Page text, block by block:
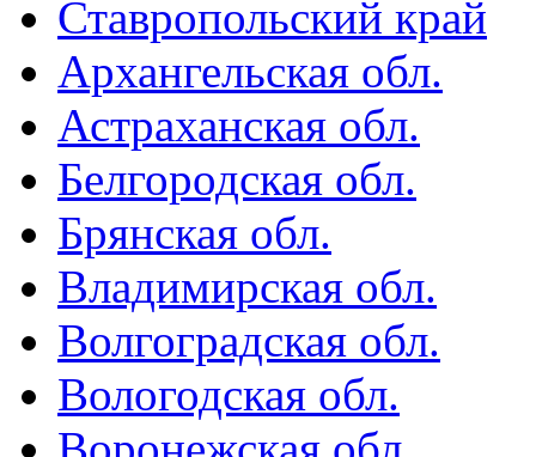
Ставропольский край
Архангельская обл.
Астраханская обл.
Белгородская обл.
Брянская обл.
Владимирская обл.
Волгоградская обл.
Вологодская обл.